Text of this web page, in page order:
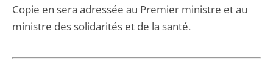
Copie en sera adressée au Premier ministre et au
ministre des solidarités et de la santé.